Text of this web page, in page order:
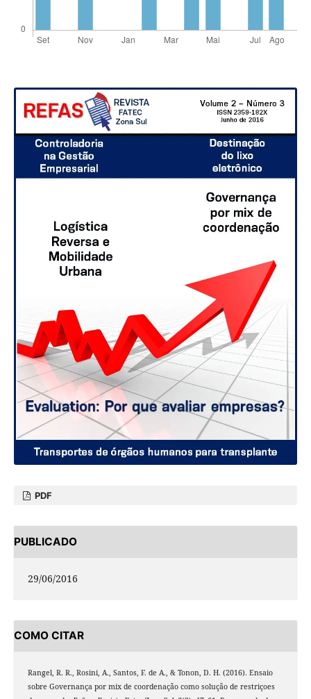
PDF
PUBLICADO
29/06/2016
COMO CITAR
Rangel, R. R., Rosini, A., Santos, F. de A., & Tonon, D. H. (2016). Ensaio
sobre Governança por mix de coordenação como solução de restriçoes